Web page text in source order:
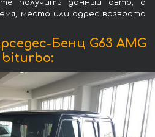
получить данный авто, а
место или адрес возврата
Бенц G63 AMG
biturbo: